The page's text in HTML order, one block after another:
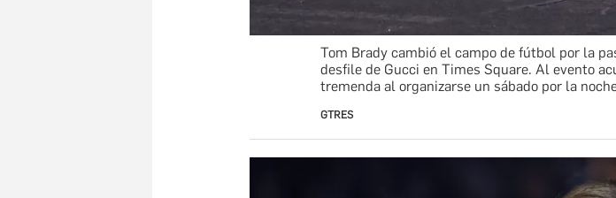
Tom Brady cambió el campo de fútbol por la
desfile de Gucci en Times Square. Al evento
tremenda al organizarse un sábado por la
GTRES